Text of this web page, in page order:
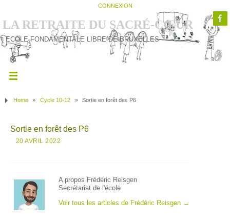
CONNEXION
LA RETRAITE DU SACRÉ-CŒUR
ECOLE FONDAMENTALE LIBRE DE BRUXELLES
Home » Cycle 10-12 » Sortie en forêt des P6
Sortie en forêt des P6
20 AVRIL 2022
A propos Frédéric Reisgen
Secrétariat de l'école
Voir tous les articles de Frédéric Reisgen →